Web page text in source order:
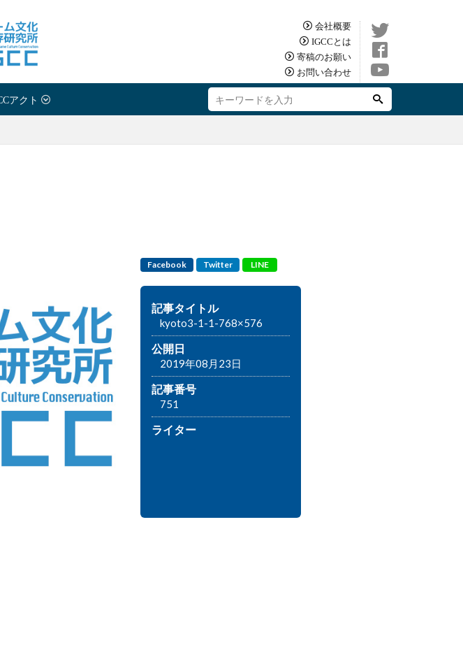
会社概要
IGCCとは
寄稿のお願い
お問い合わせ
アクト
Facebook Twitter LINE
記事タイトル
kyoto3-1-1-768×576
公開日
2019年08月23日
記事番号
751
ライター